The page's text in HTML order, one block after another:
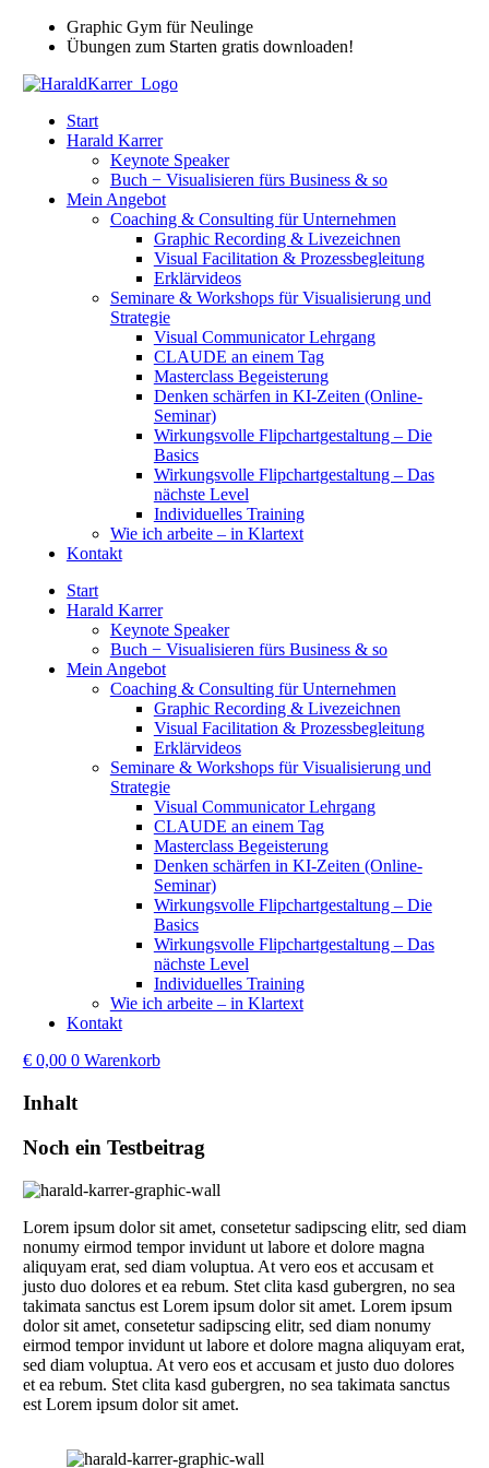
Graphic Gym für Neulinge
Übungen zum Starten gratis downloaden!
Start
Harald Karrer
Keynote Speaker
Buch − Visualisieren fürs Business & so
Mein Angebot
Coaching & Consulting für Unternehmen
Graphic Recording & Livezeichnen
Visual Facilitation & Prozessbegleitung
Erklärvideos
Seminare & Workshops für Visualisierung und
Strategie
Visual Communicator Lehrgang
CLAUDE an einem Tag
Masterclass Begeisterung
Denken schärfen in KI-Zeiten (Online-
Seminar)
Wirkungsvolle Flipchartgestaltung – Die
Basics
Wirkungsvolle Flipchartgestaltung – Das
nächste Level
Individuelles Training
Wie ich arbeite – in Klartext
Kontakt
Start
Harald Karrer
Keynote Speaker
Buch − Visualisieren fürs Business & so
Mein Angebot
Coaching & Consulting für Unternehmen
Graphic Recording & Livezeichnen
Visual Facilitation & Prozessbegleitung
Erklärvideos
Seminare & Workshops für Visualisierung und
Strategie
Visual Communicator Lehrgang
CLAUDE an einem Tag
Masterclass Begeisterung
Denken schärfen in KI-Zeiten (Online-
Seminar)
Wirkungsvolle Flipchartgestaltung – Die
Basics
Wirkungsvolle Flipchartgestaltung – Das
nächste Level
Individuelles Training
Wie ich arbeite – in Klartext
Kontakt
€0,00 0 Warenkorb
Inhalt
Noch ein Testbeitrag
Lorem ipsum dolor sit amet, consetetur sadipscing elitr, sed diam
nonumy eirmod tempor invidunt ut labore et dolore magna
aliquyam erat, sed diam voluptua. At vero eos et accusam et
justo duo dolores et ea rebum. Stet clita kasd gubergren, no sea
takimata sanctus est Lorem ipsum dolor sit amet. Lorem ipsum
dolor sit amet, consetetur sadipscing elitr, sed diam nonumy
eirmod tempor invidunt ut labore et dolore magna aliquyam erat,
sed diam voluptua. At vero eos et accusam et justo duo dolores
et ea rebum. Stet clita kasd gubergren, no sea takimata sanctus
est Lorem ipsum dolor sit amet.